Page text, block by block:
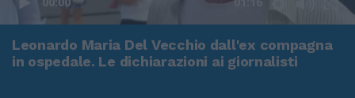
Leonardo Maria Del Vecchio dall'ex compagna
in ospedale. Le dichiarazioni ai giornalisti